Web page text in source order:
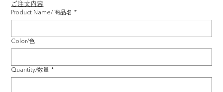
ご注文内容
Product Name/ 商品名 *
Color/色
Quantity/数量 *